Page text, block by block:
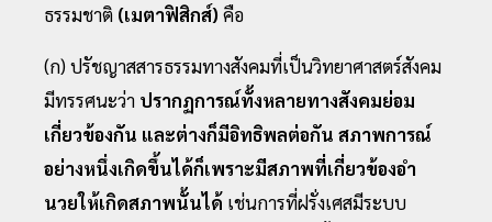
ธรรมชาติ (เมตาฟิสิกส์) คือ
(ก) ปรัชญาสสารธรรมทางสังคมที่เป็นวิทยาศาสตร์สังคม
มีทรรศนะว่า ปรากฏการณ์ทั้งหลายทางสังคมย่อม
เกี่ยวข้องกัน และต่างก็มีอิทธิพลต่อกัน สภาพการณ์
อย่างหนึ่งเกิดขึ้นได้ก็เพราะมีสภาพที่เกี่ยวข้องอํา
นวยให้เกิดสภาพนั้นได้ เช่นการที่ฝรั่งเศสมีระบบ